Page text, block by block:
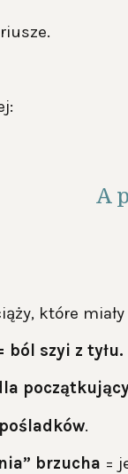
A
które miały
ból szyi z tyłu.
.
brzucha =